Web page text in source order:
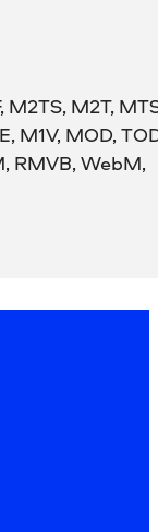
M2TS, M2T,
M1V, MOD,
RMVB, WebM,